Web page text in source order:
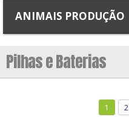
ANIMAIS PRODUÇÃO
Pilhas e Baterias
1 2